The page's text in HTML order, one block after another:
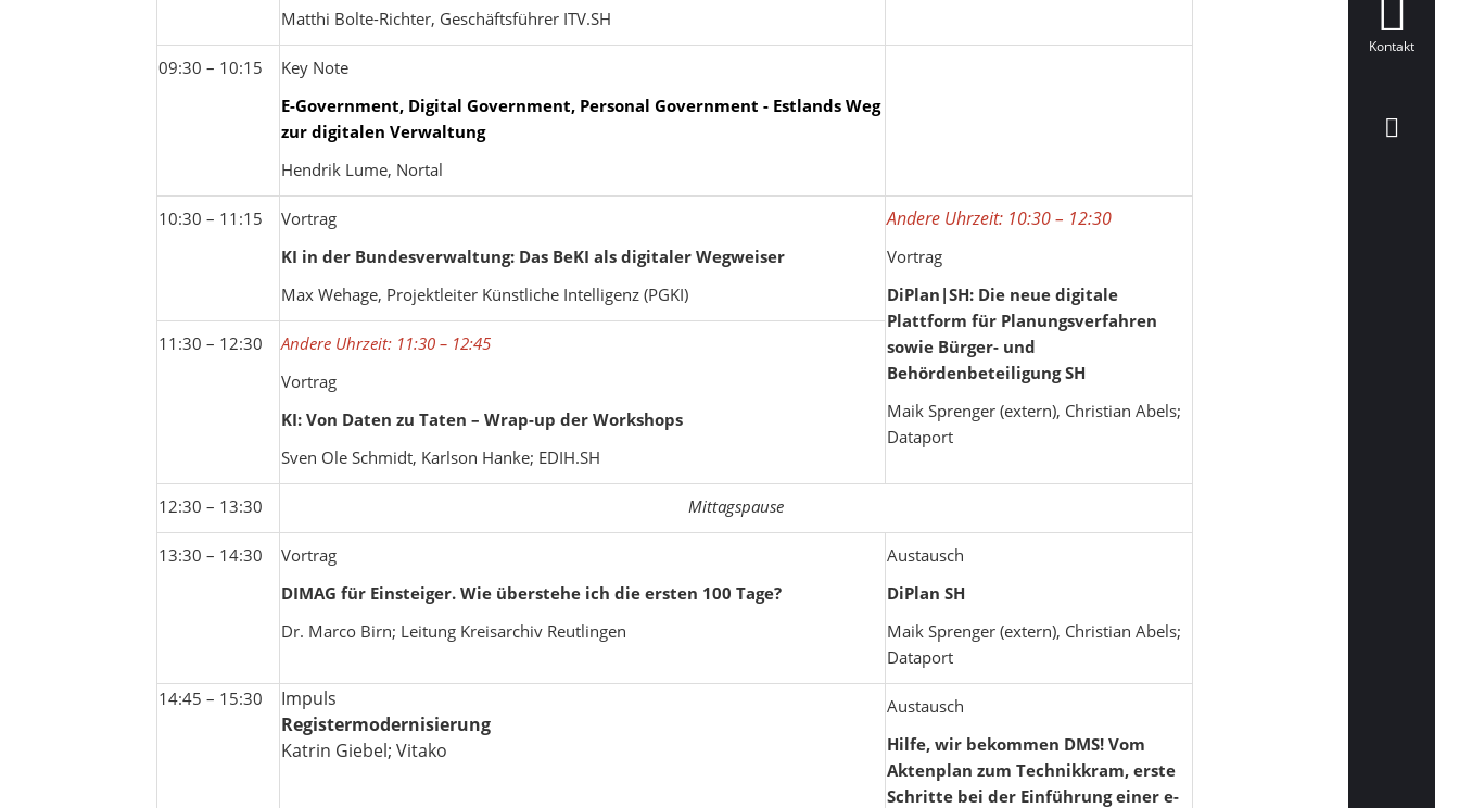
Kontakt
Matthi Bolte-Richter, Geschäftsführer ITV.SH
09:30 – 10:15
Key Note
E-Government, Digital Government, Personal Government - Estlands Weg
zur digitalen Verwaltung
Hendrik Lume, Nortal
10:30 – 11:15
Vortrag
KI in der Bundesverwaltung: Das BeKI als digitaler Wegweiser
Max Wehage, Projektleiter Künstliche Intelligenz (PGKI)
Andere Uhrzeit: 10:30 – 12:30
Vortrag
DiPlan|SH: Die neue digitale
Plattform für Planungsverfahren
sowie Bürger- und
Behördenbeteiligung SH
Maik Sprenger (extern), Christian Abels;
Dataport
11:30 – 12:30
Andere Uhrzeit: 11:30 – 12:45
Vortrag
KI: Von Daten zu Taten – Wrap-up der Workshops
Sven Ole Schmidt, Karlson Hanke; EDIH.SH
12:30 – 13:30 Mittagspause
13:30 – 14:30
Vortrag
DIMAG für Einsteiger. Wie überstehe ich die ersten 100 Tage?
Dr. Marco Birn; Leitung Kreisarchiv Reutlingen
Austausch
DiPlan SH
Maik Sprenger (extern), Christian Abels;
Dataport
14:45 – 15:30
Impuls
Registermodernisierung
Katrin Giebel; Vitako
Austausch
Hilfe, wir bekommen DMS! Vom
Aktenplan zum Technikkram, erste
Schritte bei der Einführung einer e-